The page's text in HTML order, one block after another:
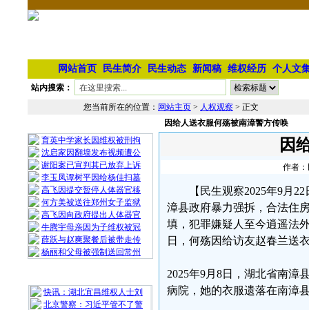
网站首页 民生简介 民生动态 新闻稿 维权经历 个人文
站内搜索：
您当前所在的位置： 网站主页 > 人权观察 > 正文
育英中学家长因维权被刑拘
沈启家因翻墙发布视频遭公
谢阳案已宣判其已放弃上诉
李玉凤谭树平因给杨佳扫墓
高飞因提交暂停人体器官移
何方美被送往郑州女子监狱
高飞因向政府提出人体器官
牛腾宇母亲因为子维权被冠
薛跃与赵爽聚餐后被带走传
杨丽和父母被强制送回常州
快讯：湖北宜昌维权人士刘
北京警察：习近平管不了警
因给人送衣服何殇被南漳警方传唤
因
作者：
【民生观察2025年9月
漳县政府暴力强拆，合法住
填，犯罪嫌疑人至今逍遥法
日，何殇因给访友赵春兰送
2025年9月8日，湖北省南漳
病院，她的衣服遗落在南漳